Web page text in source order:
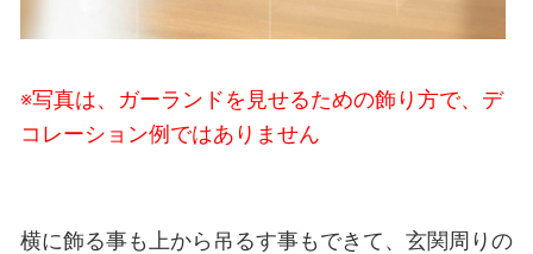
※写真は、ガーランドを見せるための飾り方で、デ
コレーション例ではありません
横に飾る事も上から吊るす事もできて、玄関周りの